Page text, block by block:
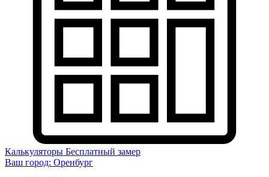
Калькуляторы Бесплатный замер
Ваш город: Оренбург